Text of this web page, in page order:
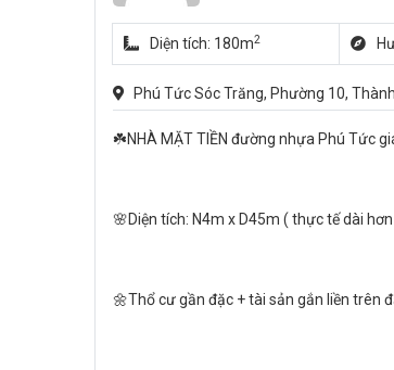
Diện tích: 180m2
Phú Tức Sóc Trăng, Phường 10,
☘️NHÀ MẶT TIỀN đường nhựa Phú Tức
🌸Diện tích: N4m x D45m ( thực tế dài
🌼Thổ cư gần đặc + tài sản gắn liền trên